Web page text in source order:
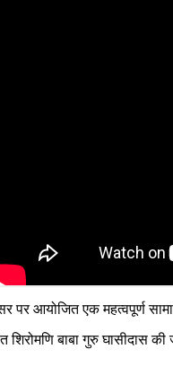
पर आयोजित एक महत्वपूर्ण
बाबा गुरु घासीदास